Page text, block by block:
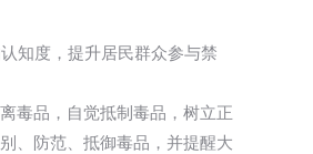
知度，提升居民群众参与禁
毒品，自觉抵制毒品，树立正
、防范、抵御毒品，并提醒大